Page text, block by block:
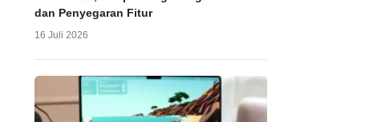
dan Penyegaran Fitur
16 Juli 2026